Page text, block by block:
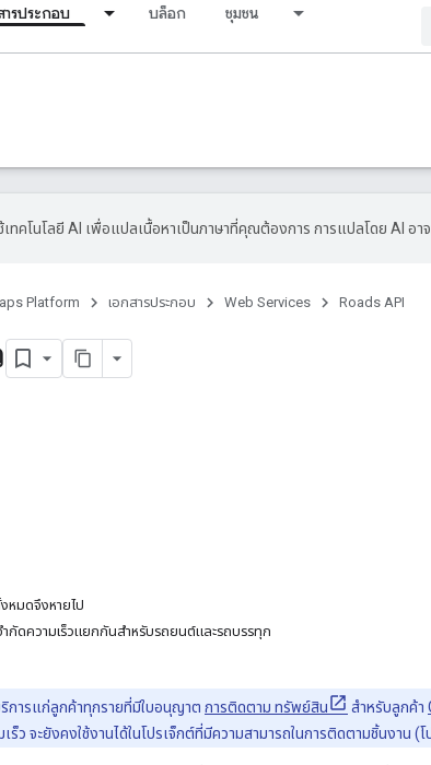
ารประกอบ บล็อก ชุมชน
เทคโนโลยี AI เพื่อแปลเนื้อหาเป็นภาษาที่คุณต้องการ การแปลโดย AI อ
Platform เอกสารประกอบ Web Services Roads API
งหมดจึงหายไป
ำกัดความเร็วแยกกันสำหรับรถยนต์และรถบรรทุก
ริการแก่ลูกค้าทุกรายที่มีใบอนุญาต การติดตาม ทรัพย์สิน สำหรับลูกค้า
เร็ว จะยังคงใช้งานได้ในโปรเจ็กต์ที่มีความสามารถในการติดตามชิ้นงา